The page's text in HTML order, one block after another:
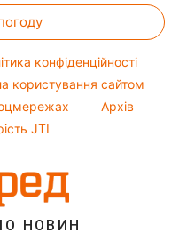
конфіденційності
користування сайтом
Архів
JTI
НОВИН